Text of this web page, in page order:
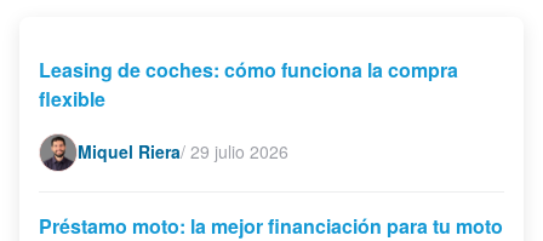
Leasing de coches: cómo funciona la compra
flexible
Miquel Riera/ 29 julio 2026
Préstamo moto: la mejor financiación para tu moto